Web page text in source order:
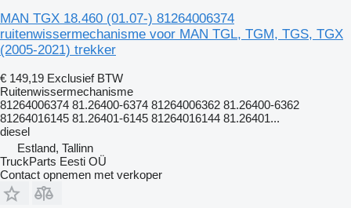
MAN TGX 18.460 (01.07-) 81264006374
ruitenwissermechanisme voor MAN TGL, TGM, TGS, TGX
(2005-2021) trekker
€ 149,19 Exclusief BTW
Ruitenwissermechanisme
81264006374 81.26400-6374 81264006362 81.26400-6362
81264016145 81.26401-6145 81264016144 81.26401...
diesel
Estland, Tallinn
TruckParts Eesti OÜ
Contact opnemen met verkoper